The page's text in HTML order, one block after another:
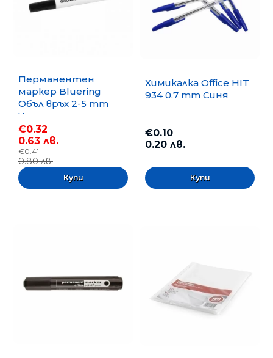
Перманентен
маркер Bluering
Объл връх 2-5 mm
Черен
€0.32
0.63 лв.
€0.41
0.80 лв.
Химикалка Office HIT
934 0.7 mm Синя
€0.10
0.20 лв.